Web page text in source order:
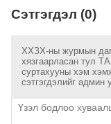
Сэтгэгдэл (0)
ХХЗХ-ны журмын
хязгаарласан тул
суртахууны хэм
сэтгэгдэлийг админ